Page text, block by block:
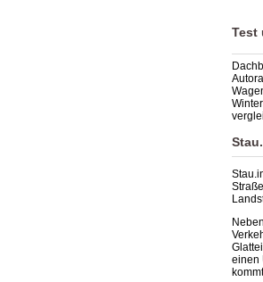
Test
einen